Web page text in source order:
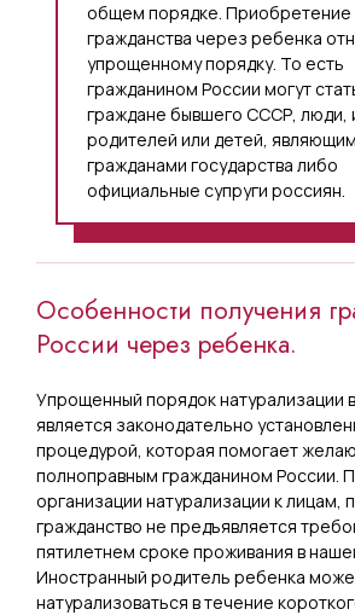
общем порядке. Приобретение
гражданства через ребенка
упрощенному порядку. То есть
гражданином России могут
граждане бывшего СССР,
родителей или детей,
гражданами государства либо
официальные супруги россиян.
Особенности получения
России через ребенка.
Упрощенный порядок натурализации
является законодательно
процедурой, которая помогает
полноправным гражданином России.
организации натурализации к
гражданство не предъявляется
пятилетнем сроке проживания в
Иностранный родитель ребенка
натурализоваться в течение